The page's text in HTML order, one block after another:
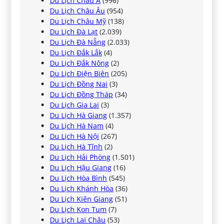
Du Lịch Châu Âu (954)
Du Lịch Châu Mỹ (138)
Du Lịch Đà Lạt (2.039)
Du Lịch Đà Nẵng (2.033)
Du Lịch Đắk Lắk (4)
Du Lịch Đắk Nông (2)
Du Lịch Điện Biên (205)
Du Lịch Đồng Nai (3)
Du Lịch Đồng Tháp (34)
Du Lịch Gia Lai (3)
Du Lịch Hà Giang (1.357)
Du Lịch Hà Nam (4)
Du Lịch Hà Nội (267)
Du Lịch Hà Tĩnh (2)
Du Lịch Hải Phòng (1.501)
Du Lịch Hậu Giang (16)
Du Lịch Hòa Bình (545)
Du Lịch Khánh Hòa (36)
Du Lịch Kiên Giang (51)
Du Lịch Kon Tum (7)
Du Lịch Lai Châu (53)